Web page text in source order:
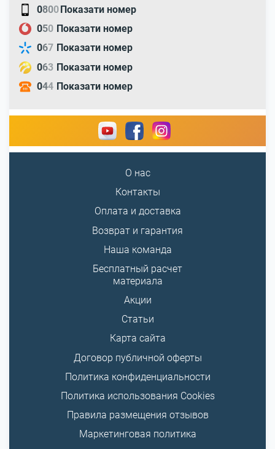
0800Показати номер
050 Показати номер
067 Показати номер
063 Показати номер
044 Показати номер
О нас
Контакты
Оплата и доставка
Возврат и гарантия
Наша команда
Бесплатный расчет
материала
Акции
Статьи
Карта сайта
Договор публичной оферты
Политика конфиденциальности
Политика использования Cookies
Правила размещения отзывов
Маркетинговая политика